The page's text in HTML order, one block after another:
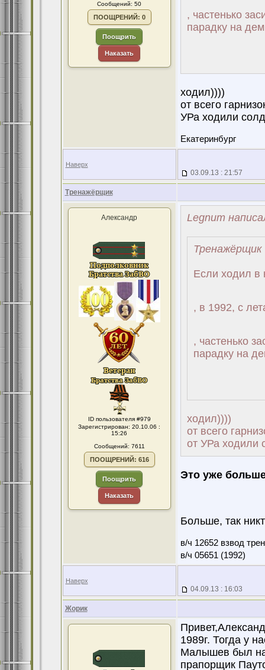
Сообщений: 50
ПООЩРЕНИЙ: 0
Поощрить
Наказать
, частенько
парадку на
ходил))))
от всего
УРа ходили
Екатеринбург
Наверх
03.09.13 : 21:57
Тренажёрщик
Александр
ID пользователя #979
Зарегистрирован: 20.10.06 :
15:26
Сообщений: 7611
ПООЩРЕНИЙ: 616
Поощрить
Наказать
Legnum
Тренажёрщик
Если ходил в
, в 1992, с
, частенько
парадку на
ходил))))
от всего
от УРа ходили
Это уже
Больше, так
в/ч 12652 взвод
в/ч 05651 (1992)
Наверх
04.09.13 : 16:03
Жорик
1989г. Тогда у
Малышев был
прапорщик